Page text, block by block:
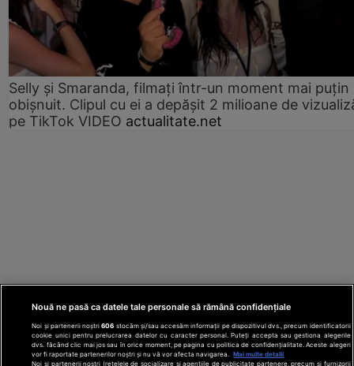
Selly și Smaranda, filmați într-un moment mai puțin
obișnuit. Clipul cu ei a depășit 2 milioane de
pe TikTok VIDEO actualitate.net
Nouă ne pasă ca datele tale personale să rămână confidențiale
Noi și partenerii noștri606 stocăm și/sau accesăm informații pe dispozitivul dvs., precum identificatorii
cookie unici pentru prelucrarea datelor cu caracter personal. Puteți accepta sau gestiona alegerile
dvs. făcând clic mai jos sau în orice moment, pe pagina cu politica de confidențialitate. Aceste alegeri
vor fi raportate partenerilor noștri și nu vă vor afecta navigarea.
Mai multe detalii
Noi si partenerii nostri (retelele de socializare si agentiile de publicitate partenere, precum si furnizorii